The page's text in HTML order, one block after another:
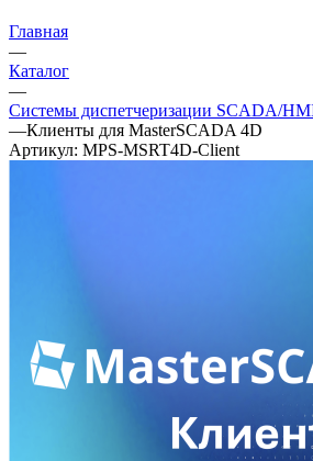
Главная
—
Каталог
—
Системы диспетчеризации SCADA/
—Клиенты для MasterSCADA 4D
Артикул: MPS-MSRT4D-Client